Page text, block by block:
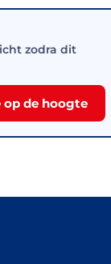
zodra dit
op de hoogte